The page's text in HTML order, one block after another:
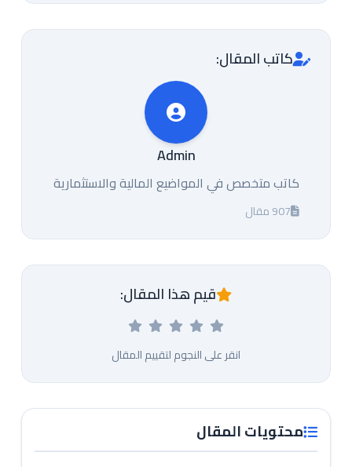
كاتب المقال:
Admin
كاتب متخصص في المواضيع المالية والاستثمارية
907 مقال
قيم هذا المقال:
انقر على النجوم لتقييم المقال
محتويات المقال